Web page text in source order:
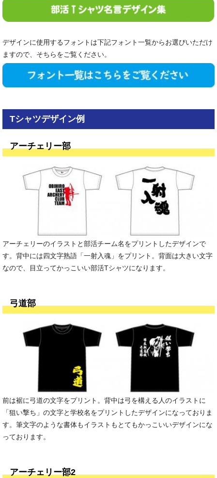
デザインに使用するフォントは下記フォント一覧からお選びいただけ
ますので、そちらをご覧ください。
Tシャツデザイン例
アーチェリー部
アーチェリーのイラストと部活チーム名をプリントしたデザインで
す。背中には四文字熟語「一射入魂」をプリント。背面は大きい文字
なので、目立ってかっこいい部活Tシャツになります。
弓道部
前は裾に弓道の文字をプリント。背中は弓を構える人のイラストに
「狙い撃ち」の文字と学校名をプリントしたデザインになっておりま
す。筆文字のような書体もイラストもとてもかっこいいデザインにな
っております。
アーチェリー部2